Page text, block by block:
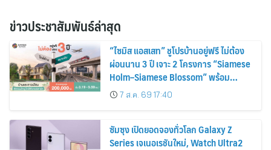
ข่าวประชาสัมพันธ์ล่าสุด
“ไซมิส แอสเสท” ชูโปรบ้านอยู่ฟรี ไม่ต้อง
ผ่อนนาน 3 ปี เจาะ 2 โครงการ “Siamese
Holm–Siamese Blossom” พร้อม
ส่วนลดและสิทธิพิเศษถึง 31 สิงหาคม
2569
7 ส.ค. 69 17:40
ซัมซุง เปิดยอดจองทั่วโลก Galaxy Z
Series เจเนอเรชันใหม่, Watch Ultra2